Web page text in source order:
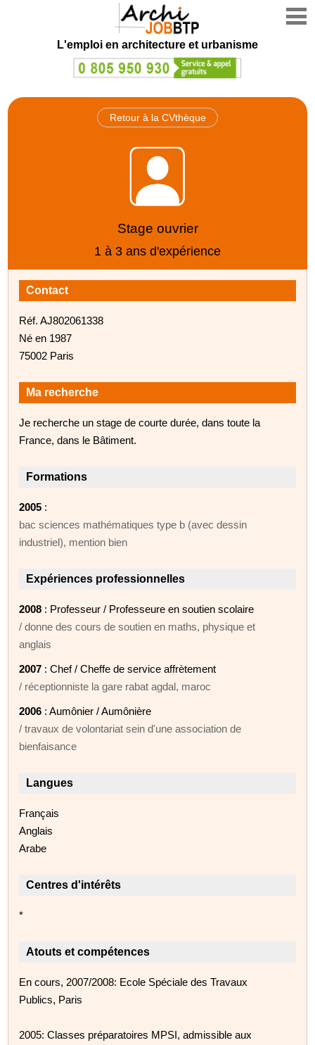
L'emploi en architecture et urbanisme
Retour à la CVthèque
Stage ouvrier
1 à 3 ans d'expérience
Contact
Réf. AJ802061338
Né en 1987
75002 Paris
Ma recherche
Je recherche un stage de courte durée, dans toute la
France, dans le Bâtiment.
Formations
2005 :
bac sciences mathématiques type b (avec dessin
industriel), mention bien
Expériences professionnelles
2008 : Professeur / Professeure en soutien scolaire
/ donne des cours de soutien en maths, physique et
anglais
2007 : Chef / Cheffe de service affrètement
/ réceptionniste la gare rabat agdal, maroc
2006 : Aumônier / Aumônière
/ travaux de volontariat sein d'une association de
bienfaisance
Langues
Français
Anglais
Arabe
Centres d'intérêts
*
Atouts et compétences
En cours, 2007/2008: Ecole Spéciale des Travaux
Publics, Paris
2005: Classes préparatoires MPSI, admissible aux